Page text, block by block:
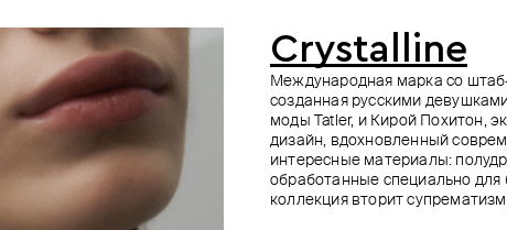
Crystalline
Международная марка со
созданная русскими
моды Tatler, и Кирой Похитон,
дизайн, вдохновленный
интересные материалы:
обработанные специально для
коллекция вторит